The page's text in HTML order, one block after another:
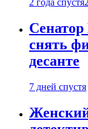
2 года спустя
снять
десанте
7 дней спустя